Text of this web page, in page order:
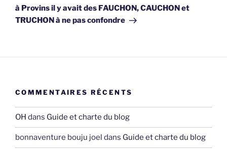
suivant
à Provins il y avait des FAUCHON, CAUCHON et
TRUCHON à ne pas confondre
COMMENTAIRES RÉCENTS
OH dans Guide et charte du blog
bonnaventure bouju joel dans Guide et charte du blog